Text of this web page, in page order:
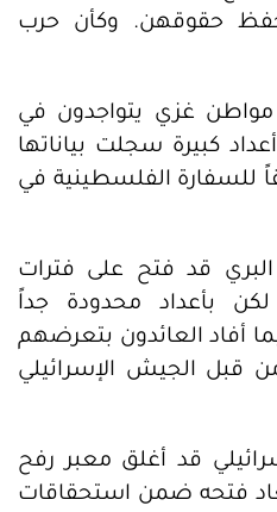
حقوقهن. وكأن حرب
هناك 150 ألف مواطن غزي يتواجدون في
كبيرة سجلت بياناتها
للسفارة الفلسطينية في
قد فتح على فترات
لكن بأعداد محدودة جداً
أفاد العائدون بتعرضهم
قبل الجيش الإسرائيلي
قد أغلق معبر رفح
قبل أن يُعاد فتحه ضمن استحقاقات